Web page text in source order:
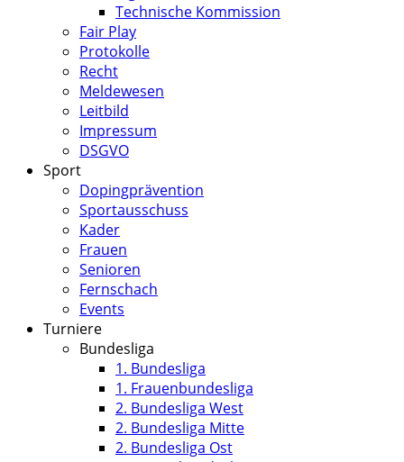
Technische Kommission
Fair Play
Protokolle
Recht
Meldewesen
Leitbild
Impressum
DSGVO
Sport
Dopingprävention
Sportausschuss
Kader
Frauen
Senioren
Fernschach
Events
Turniere
Bundesliga
1. Bundesliga
1. Frauenbundesliga
2. Bundesliga West
2. Bundesliga Mitte
2. Bundesliga Ost